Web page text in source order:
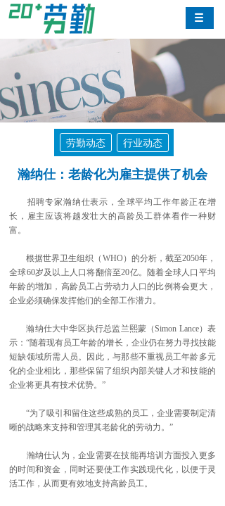
劳勤动态 行业动态
瀚纳仕：老龄化为雇主提供了机会
招聘专家瀚纳仕表示，全球平均工作年龄正在增
长，雇主应该将越发壮大的高龄员工群体看作一种财
富。
根据世界卫生组织（WHO）的分析，截至2050年，
全球60岁及以上人口将翻倍至20亿。随着全球人口平均
年龄的增加，高龄员工占劳动力人口的比例将会更大，
企业必须确保发挥他们的全部工作潜力。
瀚纳仕大中华区执行总监兰熙蒙（Simon Lance）表
示：“随着现有员工年龄的增长，企业仍在努力寻找技能
短缺领域所需人员。因此，与那些不重视员工年龄多元
化的企业相比，那些保留了组织内部关键人才和技能的
企业将更具有技术优势。”
“为了吸引和留住这些成熟的员工，企业需要制定清
晰的战略来支持和管理其老龄化的劳动力。”
瀚纳仕认为，企业需要在技能再培训方面投入更多
的时间和资金，同时还要使工作实践现代化，以便于灵
活工作，从而更有效地支持高龄员工。